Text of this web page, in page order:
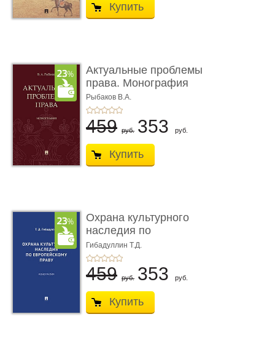
Купить
Актуальные проблемы
права. Монография
Рыбаков В.А.
459 руб. 353 руб.
Купить
Охрана культурного
наследия по
европейскому п ...
Гибадуллин Т.Д.
459 руб. 353 руб.
Купить